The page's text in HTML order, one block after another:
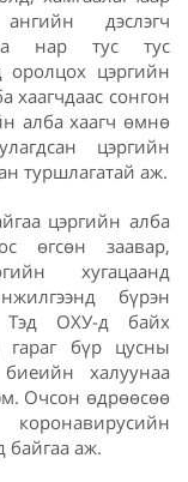
дэслэгч
нар тус тус
оролцох цэргийн
хаагчдаас сонгон
алба хаагч өмнө
цэргийн
туршлагатай аж.
цэргийн алба
өгсөн заавар,
хугацаанд
бүрэн
Тэд ОХУ-д байх
гараг бүр цусны
халуунаа
Очсон өдрөөсөө
байгаа аж.